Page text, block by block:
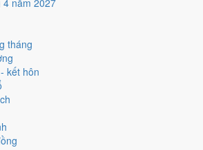
4 năm 2027
tháng
kết hôn